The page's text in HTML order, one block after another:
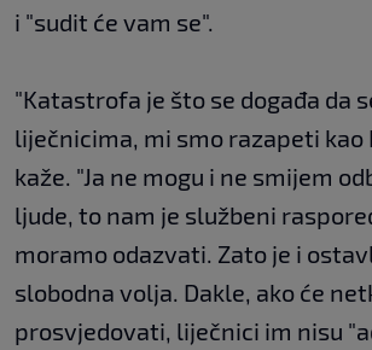
i "sudit će vam se".
"Katastrofa je što se događa da
liječnicima, mi smo razapeti kao
kaže. "Ja ne mogu i ne smijem
ljude, to nam je službeni
moramo odazvati. Zato je i
slobodna volja. Dakle, ako će
prosvjedovati, liječnici im nisu